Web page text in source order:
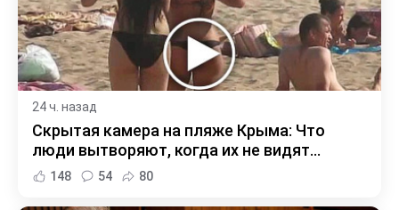
24 ч. назад
Скрытая камера на пляже Крыма: Что
люди вытворяют, когда их не видят...
148 54 80